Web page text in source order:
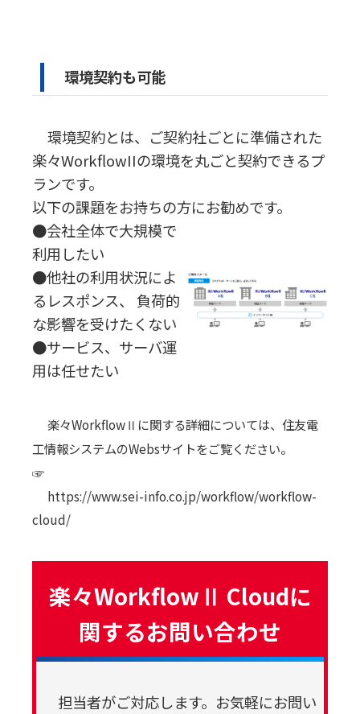
環境契約も可能
環境契約とは、ご契約社ごとに準備された
楽々WorkflowIIの環境を丸ごと契約できるプ
ランです。
以下の課題をお持ちの方にお勧めです。
●会社全体で大規模で
利用したい
●他社の利用状況によ
るレスポンス、 負荷的
な影響を受けたくない
●サービス、サーバ運
用は任せたい
楽々WorkflowⅡに関する詳細については、住友電
工情報システムのWebsサイトをご覧ください。
☞
https://www.sei-info.co.jp/workflow/workflow-
cloud/
楽々WorkflowⅡ Cloudに
関するお問い合わせ
担当者がご対応します。お気軽にお問い